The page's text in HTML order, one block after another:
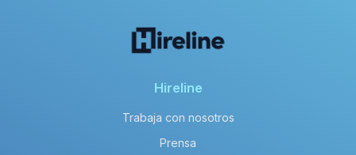
Hireline
Trabaja con nosotros
Prensa